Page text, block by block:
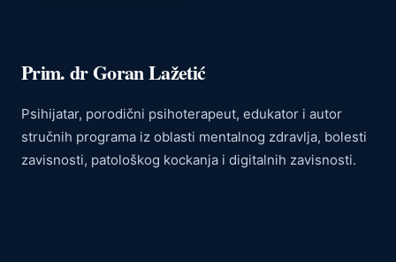
Prim. dr Goran Lažetić
Psihijatar, porodični psihoterapeut, edukator i autor
stručnih programa iz oblasti mentalnog zdravlja, bolesti
zavisnosti, patološkog kockanja i digitalnih zavisnosti.